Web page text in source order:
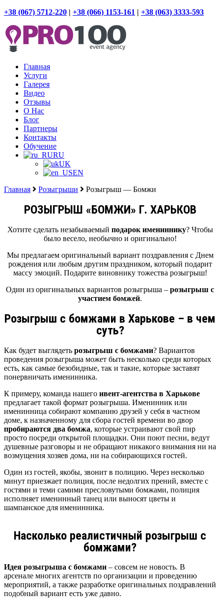
+38 (067) 5712-220 | +38 (066) 1153-161 | +38 (063) 3333-593
Главная
Услуги
Галерея
Видео
Отзывы
О Нас
Блог
Партнеры
Контакты
Обучение
RU
UK
EN
Главная
Розыгрыши Розыгрыш — Бомжи
РОЗЫГРЫШ «БОМЖИ» Г. ХАРЬКОВ
Хотите сделать незабываемый подарок имениннику? Чтобы
было весело, необычно и оригинально!
Мы предлагаем оригинальный вариант поздравления с Днем
рождения или любым другим праздником, который подарит
массу эмоций. Подарите виновнику тожества розыгрыш!
Один из оригинальных вариантов розыгрыша – розыгрыш с
участием бомжей.
Розыгрыш с бомжами в Харькове – в чем
суть?
Как будет выглядеть розыгрыш с бомжами? Вариантов
проведения розыгрыша может быть несколько среди которых
есть, как самые безобидные, так и такие, которые заставят
понервничать именинника.
К примеру, команда нашего ивент-агентства в Харькове
предлагает такой формат розыгрыша. Именинник или
именинница собирают компанию друзей у себя в частном
доме, к назначенному для сбора гостей времени во двор
пробираются два бомжа, которые устраивают свой пир
просто посреди открытой площадки. Они поют песни, ведут
душевные разговоры и не обращают никакого внимания ни на
возмущения хозяев дома, ни на собирающихся гостей.
Один из гостей, якобы, звонит в полицию. Через несколько
минут приезжает полиция, после недолгих прений, вместе с
гостями и теми самими пресловутыми бомжами, полиция
исполняет именинный танец или выносят цветы и
шампанское для именинника.
Насколько реалистичный розыгрыш с
бомжами?
Идея розыгрыша с бомжами – совсем не новость. В
арсенале многих агентств по организации и проведению
мероприятий, а также разработке оригинальных поздравлений
подобный вариант есть уже давно.